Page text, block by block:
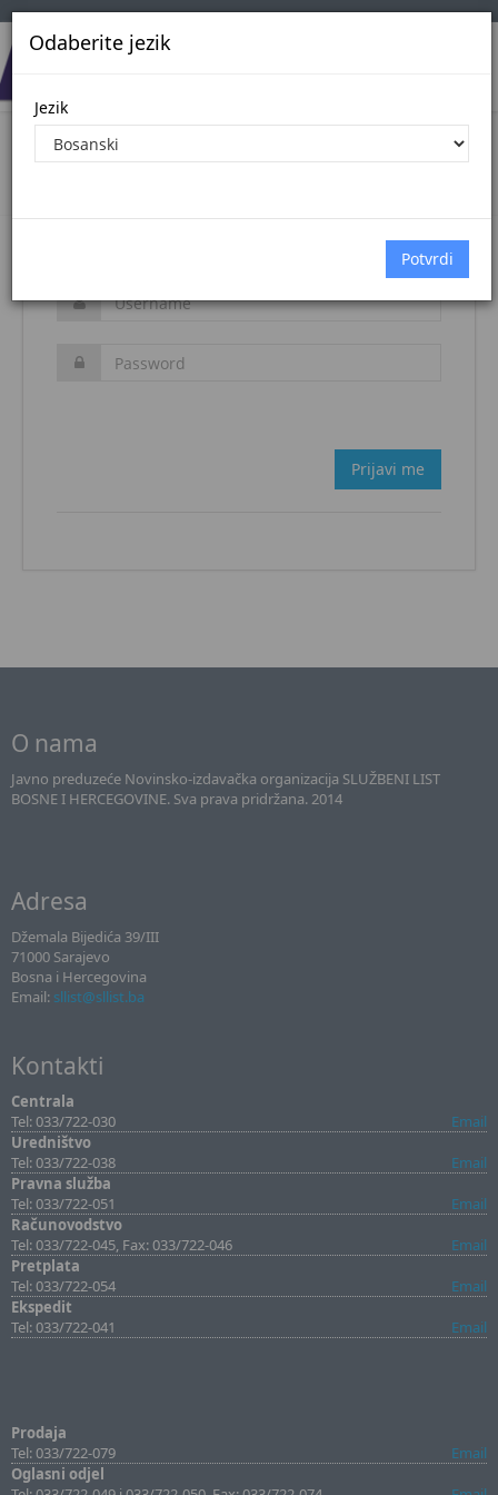
Odaberite jezik
Jezik
Login
Prijavi me
O nama
Javno preduzeće Novinsko-izdavačka organizacija SLUŽBENI LIST
BOSNE I HERCEGOVINE. Sva prava pridržana. 2014
Adresa
Džemala Bijedića 39/III
71000 Sarajevo
Bosna i Hercegovina
Email: sllist@sllist.ba
Kontakti
Centrala
Tel: 033/722-030
Email
Uredništvo
Tel: 033/722-038
Email
Pravna služba
Tel: 033/722-051
Email
Računovodstvo
Tel: 033/722-045, Fax: 033/722-046
Email
Pretplata
Tel: 033/722-054
Email
Ekspedit
Tel: 033/722-041
Email
Prodaja
Tel: 033/722-079
Email
Oglasni odjel